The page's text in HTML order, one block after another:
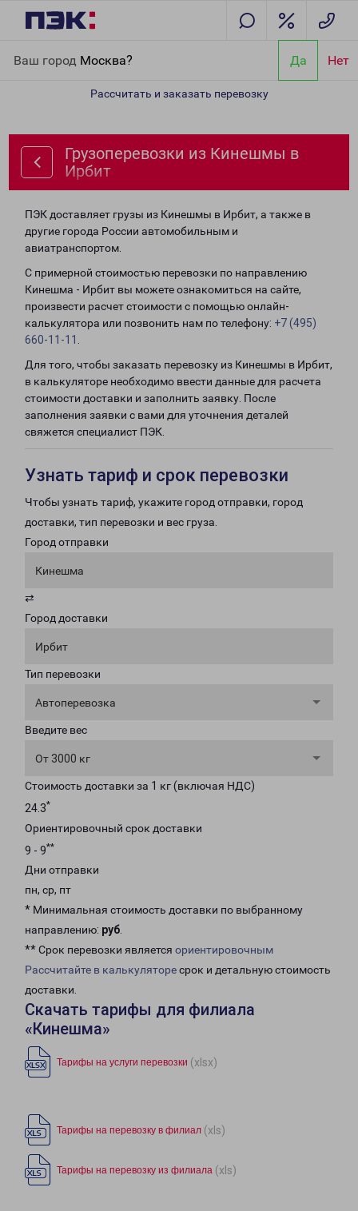
Ваш город Москва? Да Нет
Рассчитать и заказать перевозку
Грузоперевозки из Кинешмы в
Ирбит
ПЭК доставляет грузы из Кинешмы в Ирбит, а также в
другие города России автомобильным и
авиатранспортом.
С примерной стоимостью перевозки по направлению
Кинешма - Ирбит вы можете ознакомиться на сайте,
произвести расчет стоимости с помощью онлайн-
калькулятора или позвонить нам по телефону: +7 (495)
660-11-11
Для того, чтобы заказать перевозку из Кинешмы в Ирбит,
в калькуляторе необходимо ввести данные для расчета
стоимости доставки и заполнить заявку. После
заполнения заявки с вами для уточнения деталей
свяжется специалист ПЭК.
Узнать тариф и срок перевозки
Чтобы узнать тариф, укажите город отправки, город
доставки, тип перевозки и вес груза.
Город отправки
Кинешма
⇄
Город доставки
Ирбит
Тип перевозки
Автоперевозка
Введите вес
От 3000 кг
Стоимость доставки за 1 кг (включая НДС)
24.3*
Ориентировочный срок доставки
9 - 9**
Дни отправки
пн, ср, пт
* Минимальная стоимость доставки по выбранному
направлению: руб.
** Срок перевозки является ориентировочным
Рассчитайте в калькуляторесрок и детальную стоимость
доставки.
Скачать тарифы для филиала
«Кинешма»
Тарифы на услуги перевозки (xlsx)
Тарифы на перевозку в филиал (xls)
Тарифы на перевозку из филиала (xls)